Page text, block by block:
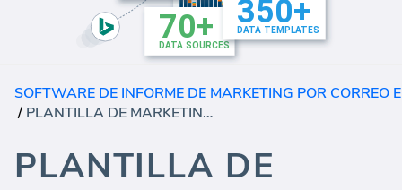
SOFTWARE DE INFORME DE MARKETING POR CORREO
/
PLANTILLA DE MARKETING POR CORREO ELECTRÓNICO DE CONSTANT CONTACT PARA AGENCIAS (INFORME)
PLANTILLA DE